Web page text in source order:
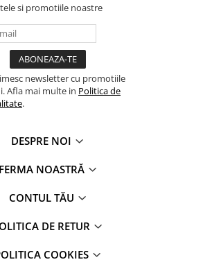
si promotiile noastre
newsletter cu promotiile
Afla mai multe in Politica de
.
DESPRE NOI
FERMA NOASTRĂ
CONTUL TĂU
DE RETUR
COOKIES